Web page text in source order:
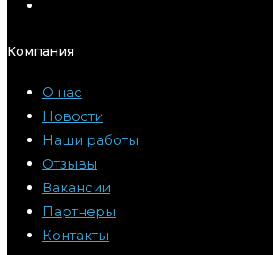
Компания
О нас
Новости
Наши работы
Отзывы
Вакансии
Партнеры
Контакты